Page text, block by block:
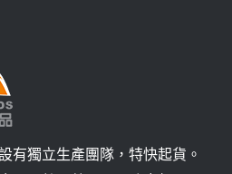
有獨立生產團隊，特快起貨。